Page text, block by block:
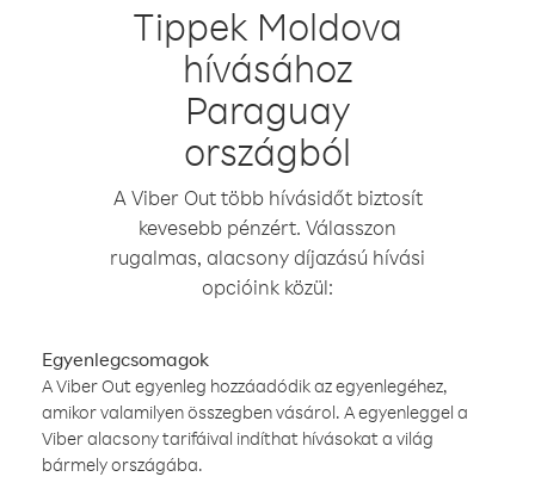
Tippek Moldova
hívásához
Paraguay
országból
A Viber Out több hívásidőt biztosít
kevesebb pénzért. Válasszon
rugalmas, alacsony díjazású hívási
opcióink közül:
Egyenlegcsomagok
A Viber Out egyenleg hozzáadódik az egyenlegéhez,
amikor valamilyen összegben vásárol. A egyenleggel a
Viber alacsony tarifáival indíthat hívásokat a világ
bármely országába.